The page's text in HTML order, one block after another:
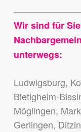
Wir sind für
unterwegs:
Ludwigsburg,
Bietigheim-
Möglingen,
Gerlingen,